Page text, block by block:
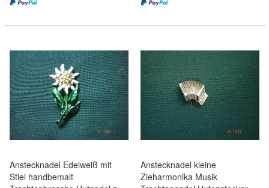
Anstecknadel Edelweiß mit
Stiel handbemalt
Anstecknadel kleine
Zieharmonika Musik